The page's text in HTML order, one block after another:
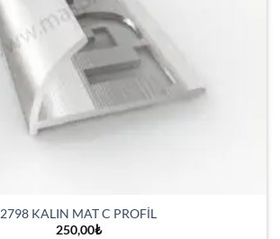
2798 KALIN MAT C PROFİL
250,00₺